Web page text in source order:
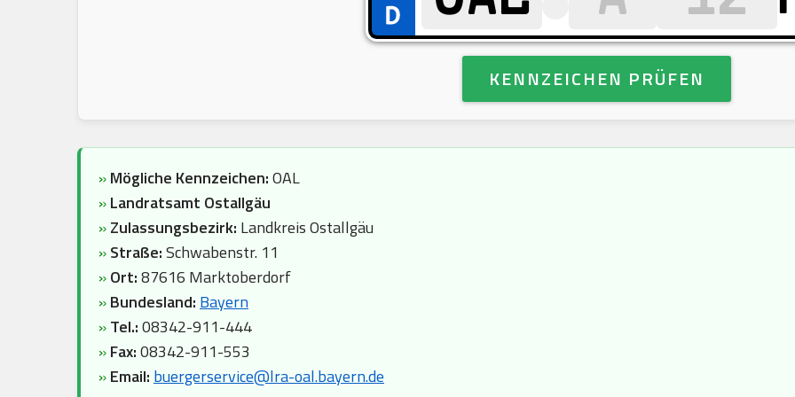
KENNZEICHEN PRÜFEN
»Mögliche Kennzeichen:OAL
»Landratsamt Ostallgäu
»Zulassungsbezirk: Landkreis Ostallgäu
»Straße:Schwabenstr. 11
»Ort:87616 Marktoberdorf
»Bundesland: Bayern
»Tel.:08342-911-444
»Fax:08342-911-553
»Email: buergerservice@lra-oal.bayern.de